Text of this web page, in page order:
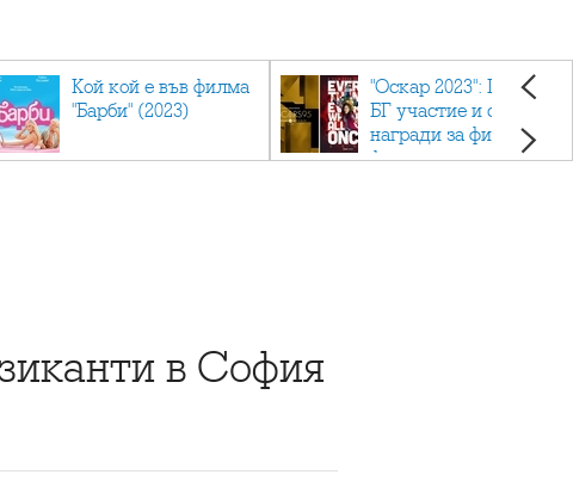
Кой кой е във филма
"Барби" (2023)
"Оскар 2023": Приз с
БГ участие и седем
награди за филма
фаворит
в София